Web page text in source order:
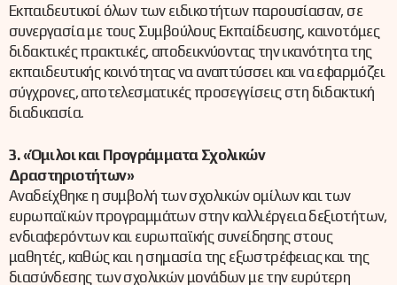
Εκπαιδευτικοί όλων των ειδικοτήτων παρουσίασαν, σε
συνεργασία με τους Συμβούλους Εκπαίδευσης, καινοτόμες
διδακτικές πρακτικές, αποδεικνύοντας την ικανότητα της
εκπαιδευτικής κοινότητας να αναπτύσσει και να εφαρμόζει
σύγχρονες, αποτελεσματικές προσεγγίσεις στη διδακτική
διαδικασία.
3. «Όμιλοι και Προγράμματα Σχολικών
Δραστηριοτήτων»
Αναδείχθηκε η συμβολή των σχολικών ομίλων και των
ευρωπαϊκών προγραμμάτων στην καλλιέργεια δεξιοτήτων,
ενδιαφερόντων και ευρωπαϊκής συνείδησης στους
μαθητές, καθώς και η σημασία της εξωστρέφειας και της
διασύνδεσης των σχολικών μονάδων με την ευρύτερη